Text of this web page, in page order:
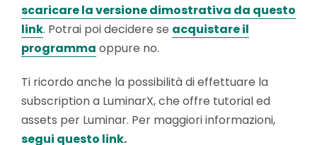
scaricare la versione dimostrativa da questo
link. Potrai poi decidere se acquistare il
programma oppure no.
Ti ricordo anche la possibilità di effettuare la
subscription a LuminarX, che offre tutorial ed
assets per Luminar. Per maggiori informazioni,
segui questo link.